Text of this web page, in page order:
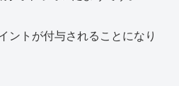
ントが付与されることになり